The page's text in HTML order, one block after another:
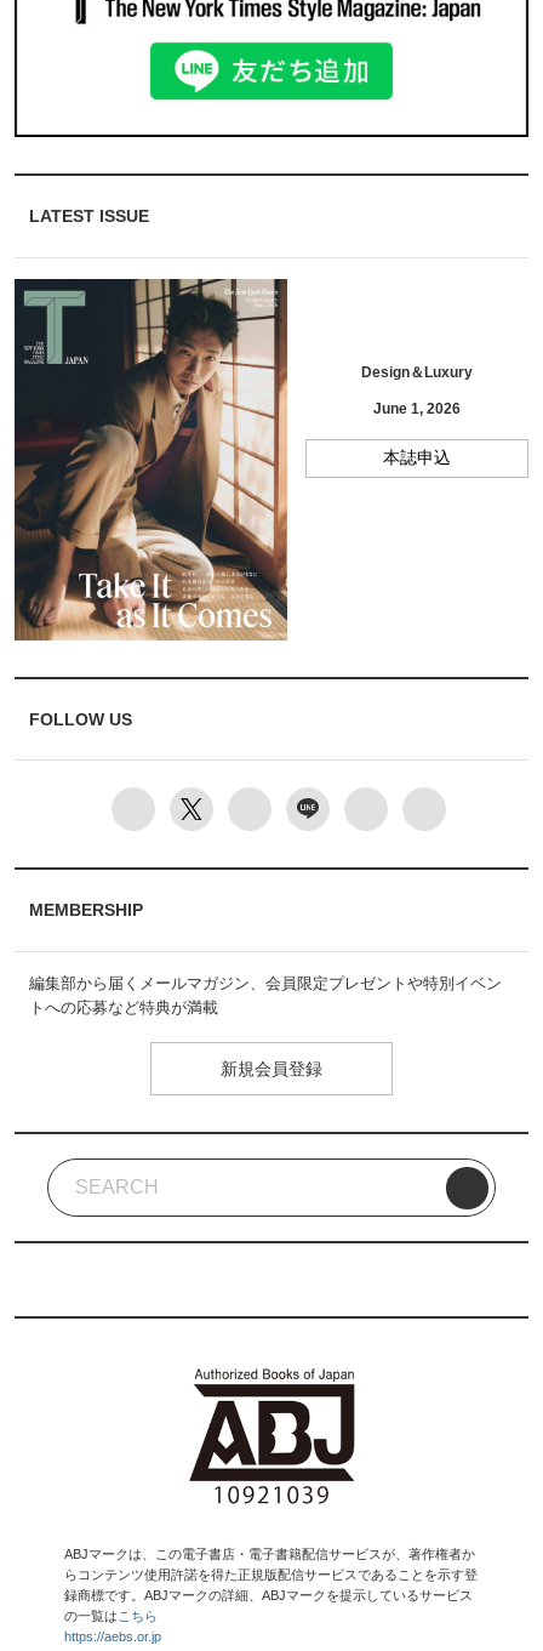
LATEST ISSUE
Design＆Luxury
June 1, 2026
本誌申込
FOLLOW US
MEMBERSHIP
編集部から届くメールマガジン、会員限定プレゼントや特別イベン
トへの応募など特典が満載
新規会員登録
ABJマークは、この電子書店・電子書籍配信サービスが、著作権者か
らコンテンツ使用許諾を得た正規版配信サービスであることを示す登
録商標です。ABJマークの詳細、ABJマークを提示しているサービス
の一覧は こちら
https://aebs.or.jp